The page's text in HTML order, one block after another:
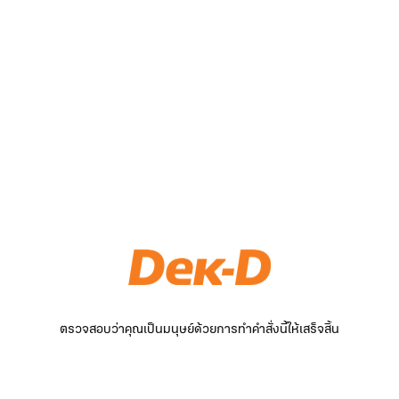
ตรวจสอบว่าคุณเป็นมนุษย์ด้วยการทำคำสั่งนี้ให้เสร็จสิ้น